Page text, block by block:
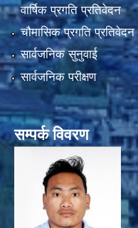
वार्षिक प्रगति प्रतिवेदन
चौमासिक प्रगति प्रतिवेदन
सार्वजनिक सुनुवाई
सार्वजनिक परीक्षण
सम्पर्क विवरण